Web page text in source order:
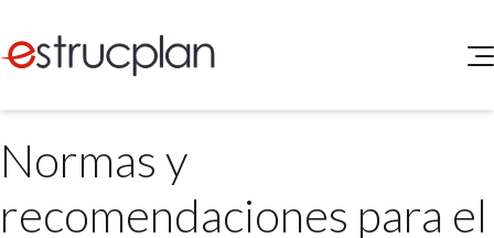
SERVICIOS
Medio Ambiente
INGRESAR
Normas y
recomendaciones para el